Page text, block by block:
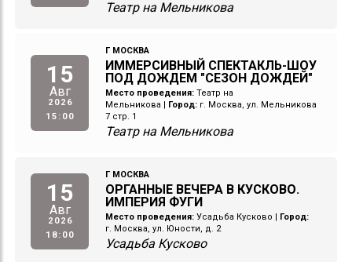
Театр на Мельникова
15
Авг
2026
15:00
Г МОСКВА
ИММЕРСИВНЫЙ СПЕКТАКЛЬ-ШОУ
ПОД ДОЖДЕМ "СЕЗОН ДОЖДЕЙ"
Место проведения: Театр на
Мельникова
Город: г. Москва, ул. Мельникова
7 стр. 1
Театр на Мельникова
15
Авг
2026
18:00
Г МОСКВА
ОРГАННЫЕ ВЕЧЕРА В КУСКОВО.
ИМПЕРИЯ ФУГИ
Место проведения: Усадьба Кусково
Город:
г. Москва, ул. Юности, д. 2
Усадьба Кусково